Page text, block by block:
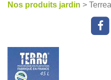
Nos produits jardin >